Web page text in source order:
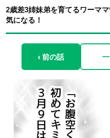
2歳差3姉妹弟を育てるワーマ
気になる！
‹ 前の話